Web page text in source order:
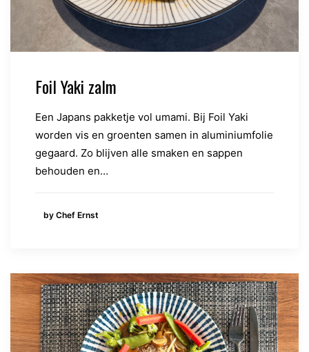
Foil Yaki zalm
Een Japans pakketje vol umami. Bij Foil Yaki
worden vis en groenten samen in aluminiumfolie
gegaard. Zo blijven alle smaken en sappen
behouden en…
by Chef Ernst